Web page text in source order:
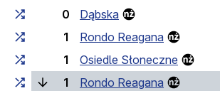
0
Dąbska
1
Rondo Reagana
1
Osiedle Słoneczne
1
Rondo Reagana